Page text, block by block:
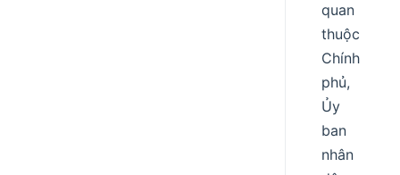
quan
thuộc
Chính
phủ,
Ủy
ban
nhân